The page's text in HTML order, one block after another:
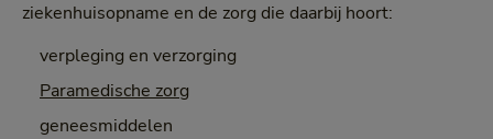
ziekenhuisopname en de zorg die daarbij hoort:
verpleging en verzorging
Paramedische zorg
geneesmiddelen